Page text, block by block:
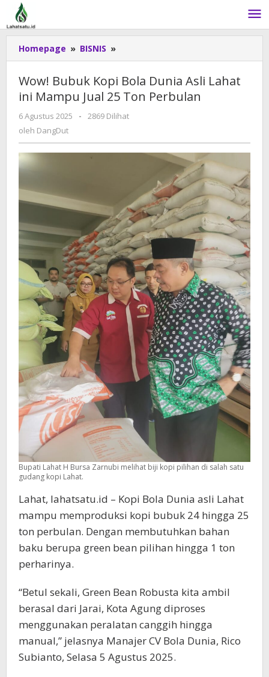
Lewati
konten
Homepage » BISNIS »
Bubuk
Bola
Dunia
Asli
Perbulan
Wow! Bubuk Kopi Bola Dunia Asli Lahat
ini Mampu Jual 25 Ton Perbulan
6 Agustus 2025
oleh
-
2869 Dilihat
oleh DangDut
Bupati Lahat H Bursa Zarnubi melihat biji kopi pilihan di salah satu
gudang kopi Lahat.
Lahat, lahatsatu.id – Kopi Bola Dunia asli Lahat
mampu memproduksi kopi bubuk 24 hingga 25
ton perbulan. Dengan membutuhkan bahan
baku berupa green bean pilihan hingga 1 ton
perharinya.
“Betul sekali, Green Bean Robusta kita ambil
berasal dari Jarai, Kota Agung diproses
menggunakan peralatan canggih hingga
manual,” jelasnya Manajer CV Bola Dunia, Rico
Subianto, Selasa 5 Agustus 2025.